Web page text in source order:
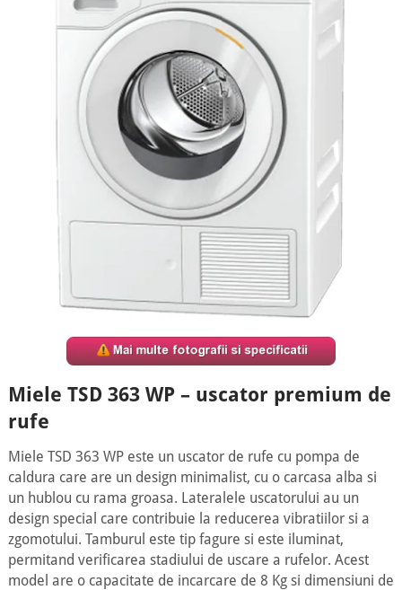
Miele TSD 363 WP – uscator premium de
rufe
Miele TSD 363 WP este un uscator de rufe cu pompa de
caldura care are un design minimalist, cu o carcasa alba si
un hublou cu rama groasa. Lateralele uscatorului au un
design special care contribuie la reducerea vibratiilor si a
zgomotului. Tamburul este tip fagure si este iluminat,
permitand verificarea stadiului de uscare a rufelor. Acest
model are o capacitate de incarcare de 8 Kg si dimensiuni de